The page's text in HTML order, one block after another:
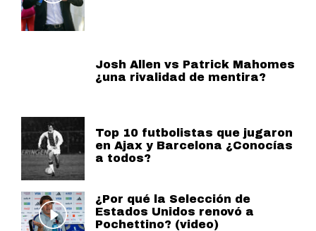
Josh Allen vs Patrick Mahomes
¿una rivalidad de mentira?
Top 10 futbolistas que jugaron
en Ajax y Barcelona ¿Conocías
a todos?
¿Por qué la Selección de
Estados Unidos renovó a
Pochettino? (video)